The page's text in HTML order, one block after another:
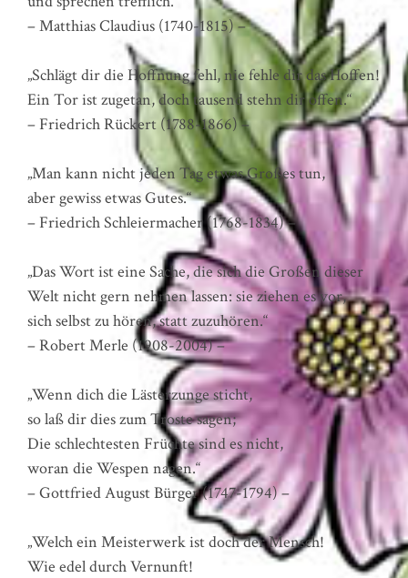
– Matthias Claudius (1740-1815) –
„Schlägt dir die Hoffnung fehl, nie fehle dir das Hoffen!
Ein Tor ist zugetan, doch tausend stehn dir offen.“
– Friedrich Rückert (1788-1866) –
„Man kann nicht jeden Tag etwas Großes tun,
aber gewiss etwas Gutes.“
– Friedrich Schleiermacher (1768-1834) –
„Das Wort ist eine Sache, die sich die Großen dieser
Welt nicht gern nehmen lassen: sie ziehen es vor,
sich selbst zu hören, statt zuzuhören.“
– Robert Merle (1908-2004) –
„Wenn dich die Lästerzunge sticht,
so laß dir dies zum Troste sagen;
Die schlechtesten Früchte sind es nicht,
woran die Wespen nagen.“
– Gottfried August Bürger (1747-1794) –
„Welch ein Meisterwerk ist doch der Mensch!
Wie edel durch Vernunft!